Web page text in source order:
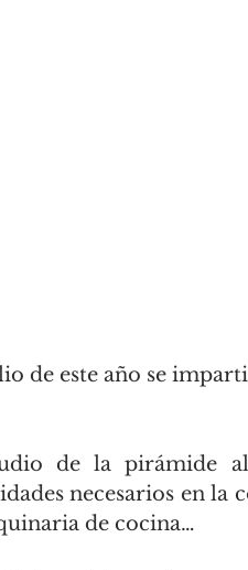
de este año se
de la pirámide
necesarios en la
de cocina…